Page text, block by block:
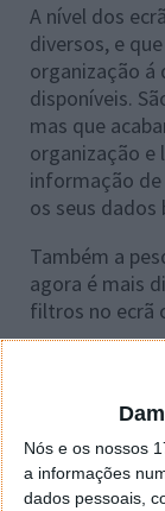
Nós e os nossos
a informações
dados pessoais,
A nível dos
diversos, e
organização
disponíveis.
mas que
organização e
informação de
os seus
Também a
agora é mais
filtros no ecrã
Por falar em
inovações
Sports
dinâmico de
jogo,
ajusta a